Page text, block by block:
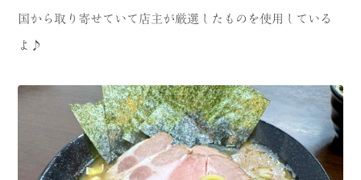
国から取り寄せていて店主が厳選したものを使用している
よ♪